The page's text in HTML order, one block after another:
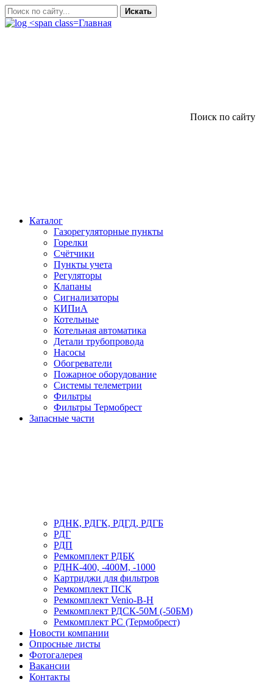
Искать
Главная
Поиск по сайту
Каталог
Газорегуляторные пункты
Горелки
Счётчики
Пункты учета
Регуляторы
Клапаны
Сигнализаторы
КИПиА
Котельные
Котельная автоматика
Детали трубопровода
Насосы
Обогреватели
Пожарное оборудование
Системы телеметрии
Фильтры
Фильтры Термобрест
Запасные части
РДНК, РДГК, РДГД, РДГБ
РДГ
РДП
Ремкомплект РДБК
РДНК-400, -400М, -1000
Картриджи для фильтров
Ремкомплект ПСК
Ремкомплект Venio-В-Н
Ремкомплект РДСК-50М (-50БМ)
Ремкомплект РС (Термобрест)
Новости компании
Опросные листы
Фотогалерея
Вакансии
Контакты